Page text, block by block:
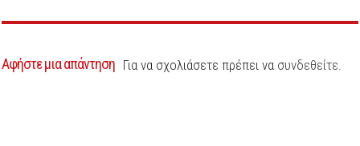
Αφήστε μια απάντηση Για να σχολιάσετε πρέπει να συνδεθείτε.